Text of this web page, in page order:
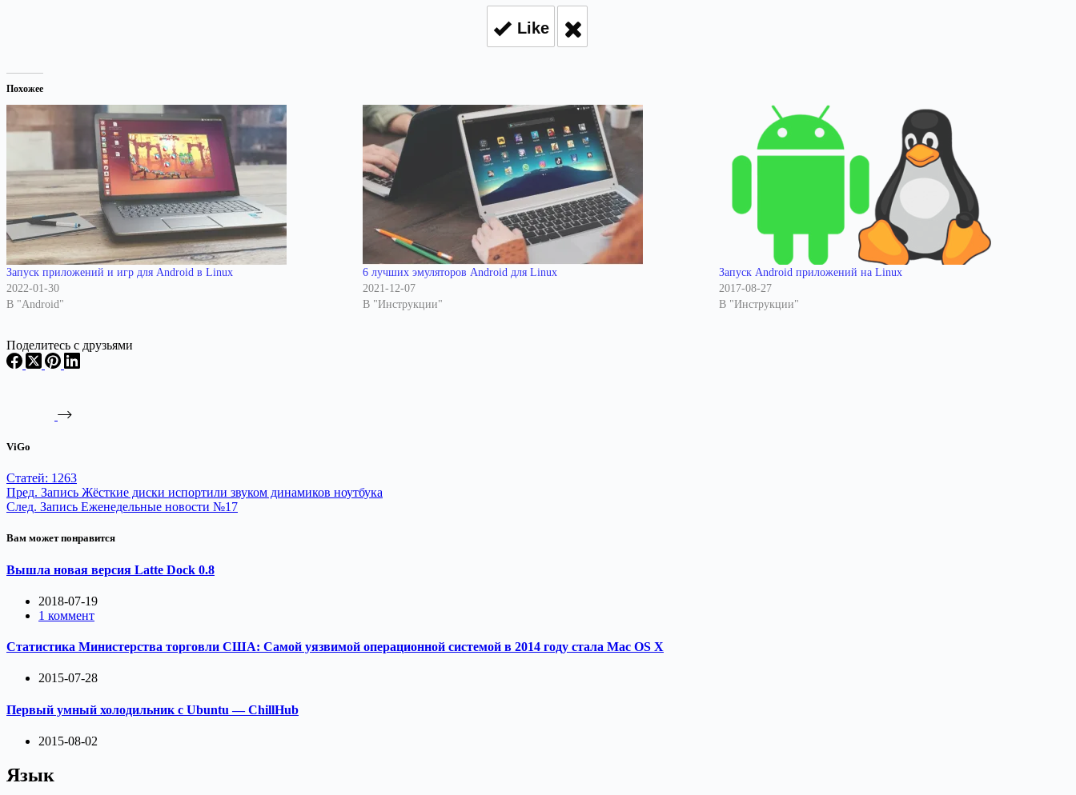
Like
Похожее
Запуск приложений и игр для Android в Linux
2022-01-30
В "Android"
6 лучших эмуляторов Android для Linux
2021-12-07
В "Инструкции"
Запуск Android приложений на Linux
2017-08-27
В "Инструкции"
Поделитесь с друзьями
ViGo
Статей: 1263
Пред. Запись Жёсткие диски испортили звуком динамиков ноутбука
След. Запись Еженедельные новости №17
Вам может понравится
Вышла новая версия Latte Dock 0.8
2018-07-19
1 коммент
Статистика Министерства торговли США: Самой уязвимой операционной системой в 2014 году стала Mac OS X
2015-07-28
Первый умный холодильник с Ubuntu — ChillHub
2015-08-02
Язык